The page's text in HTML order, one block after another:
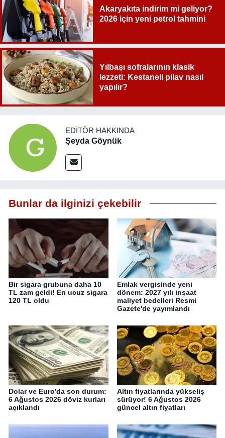
Akaryakıta indirim mi geliyor?
2026 için yeni petrol tahmini
Yılbaşı sofralarının klasik
lezzeti: Kestaneli pilav nasıl
yapılır?
EDITÖR HAKKINDA
Şeyda Göynük
Bunlar da ilginizi çekebilir
Bir sigara grubuna daha 10
TL zam geldi! En ucuz sigara
120 TL oldu
Emlak vergisinde yeni
dönem: 2027 yılı inşaat
maliyet bedelleri Resmi
Gazete'de yayımlandı
Dolar ve Euro'da son durum:
6 Ağustos 2026 döviz kurları
açıklandı
Altın fiyatlarında yükseliş
sürüyor! 6 Ağustos 2026
güncel altın fiyatları